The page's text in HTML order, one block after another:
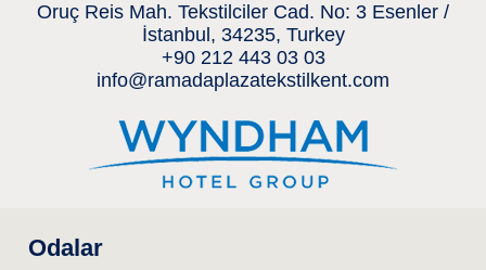
Odalar
Oruç Reis Mah. Tekstilciler Cad. No: 3 Esenler /
İstanbul, 34235, Turkey
+90 212 443 03 03
info@ramadaplazatekstilkent.com